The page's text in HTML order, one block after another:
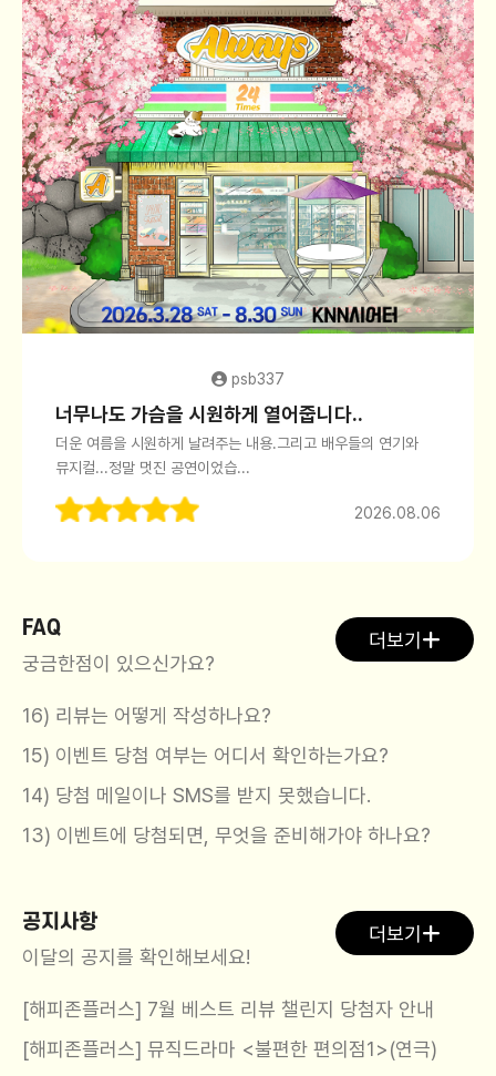
psb337
너무나도 가슴을 시원하게 열어줍니다..
더운 여름을 시원하게 날려주는 내용.그리고 배우들의 연기와
뮤지컬...정말 멋진 공연이었습...
2026.08.06
FAQ
궁금한점이 있으신가요?
더보기
16) 리뷰는 어떻게 작성하나요?
15) 이벤트 당첨 여부는 어디서 확인하는가요?
14) 당첨 메일이나 SMS를 받지 못했습니다.
13) 이벤트에 당첨되면, 무엇을 준비해가야 하나요?
공지사항
이달의 공지를 확인해보세요!
더보기
[해피존플러스] 7월 베스트 리뷰 챌린지 당첨자 안내
[해피존플러스] 뮤직드라마 <불편한 편의점1>(연극)